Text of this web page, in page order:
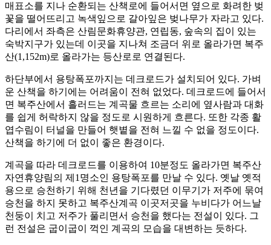
매표소를 지나 순환되는 산책로에 들어서면 옆으로 화려한 벚
꽃을 떨어뜨리고 녹색잎으로 갈아잎은 벚나무가 자라고 있다.
다리에서 좌측은 산림문화휴양관, 연립동, 숲속의 집이 있는
숙박지구가 있는데 이곳을 지나쳐 조금더 위로 올라가면 복주
산(1,152m)로 올라가는 등산로로 연결된다.
하단부에서 용탕폭포까지는 데크로드가 설치되어 있다. 가벼
운 산책을 하기에는 어려움이 전혀 없었다. 데크로드에 들어서
면 복주산에서 흘러드는 계곡물 흐르는 소리에 옆사람과 대화
를 쉽게 허락하지 않을 정도로 시원하게 흐른다. 또한 각종 활
엽수림이 터널을 만들어 햇볕을 전혀 느낄 수 없을 정도이다.
산책을 하기에 더 없이 좋은 환경이다.
계곡을 따라 데크로드를 이용하여 10분정도 올라가면 복주산
자연휴양림의 제1명소인 용탕폭포를 만날 수 있다. 옛날 옛적
용으로 승천하기 위해 천년을 기다렸던 이무기가 저주에 묶여
승천을 하지 못하고 복주산계곡 이곳저곳을 누비다가 어느날
천둥이 치고 저주가 풀리면서 승천을 했다는 전설이 있다. 그
런 전설은 굽이굽이 꺽인 계곡의 모습을 대변하는 듯하다.